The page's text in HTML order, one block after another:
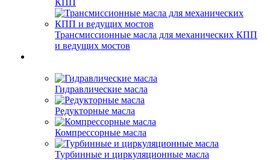
КПП
Трансмиссионные масла для механических КПП
и ведущих мостов
Гидравлические масла
Редукторные масла
Компрессорные масла
Турбинные и циркуляционные масла